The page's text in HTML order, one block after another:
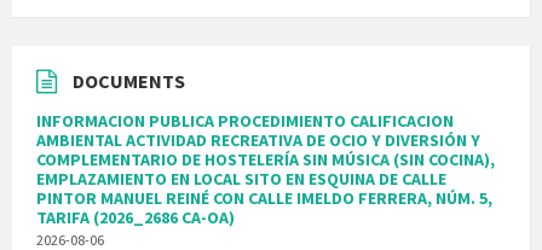
DOCUMENTS
INFORMACION PUBLICA PROCEDIMIENTO CALIFICACION
AMBIENTAL ACTIVIDAD RECREATIVA DE OCIO Y DIVERSIÓN Y
COMPLEMENTARIO DE HOSTELERÍA SIN MÚSICA (SIN COCINA),
EMPLAZAMIENTO EN LOCAL SITO EN ESQUINA DE CALLE
PINTOR MANUEL REINÉ CON CALLE IMELDO FERRERA, NÚM. 5,
TARIFA (2026_2686 CA-OA)
2026-08-06